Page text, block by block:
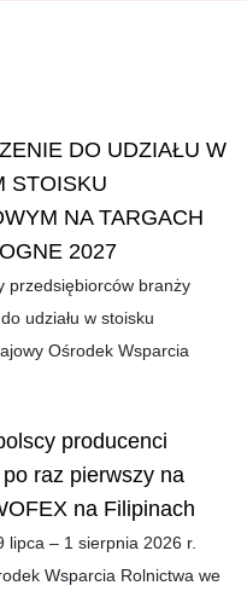
DO UDZIAŁU W
STOISKU
NA TARGACH
2027
przedsiębiorców branży
udziału w stoisku
Ośrodek Wsparcia
producenci
raz pierwszy na
na Filipinach
lipca – 1 sierpnia 2026 r.
Wsparcia Rolnictwa we